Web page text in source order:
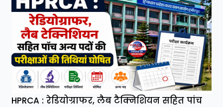
HPRCA : रेडियोग्राफर, लैब टैक्निशियन सहित पांच